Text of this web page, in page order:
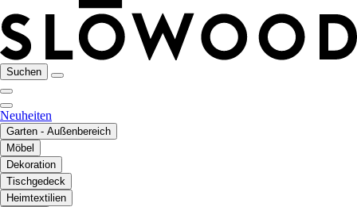
Suchen
Neuheiten
Garten - Außenbereich
Möbel
Dekoration
Tischgedeck
Heimtextilien